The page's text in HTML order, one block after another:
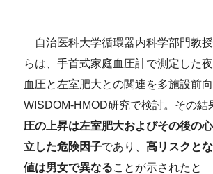
自治医科大学循環器内科学部門教
らは、手首式家庭血圧計で測定した夜
血圧と左室肥大との関連を多施設前
WISDOM-HMOD研究で検討。その結
圧の上昇は左室肥大およびその後の
立した危険因子であり、高リスクと
値は男女で異なることが示されたと